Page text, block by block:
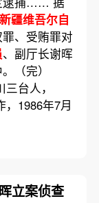
新疆维吾尔自
、受贿罪对
、副厅长谢晖
（完）
台人，
，1986年7月
立案侦查